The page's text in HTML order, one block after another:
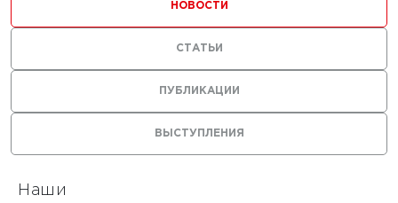
на
ВЫСТУПЛЕНИЯ
ПУБЛИКАЦИИ
НОВОСТИ
СТАТЬИ
Наши